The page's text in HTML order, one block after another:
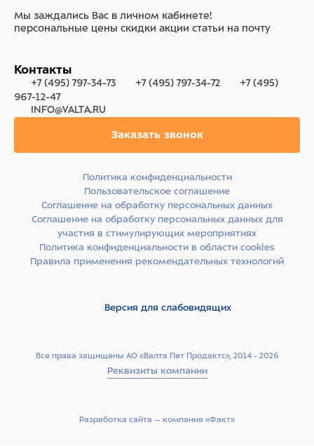
Мы заждались Вас в личном кабинете!
персональные цены скидки акции статьи на почту
Контакты
+7 (495) 797-34-73 +7 (495) 797-34-72
+7 (495)
967-12-47
INFO@VALTA.RU
Заказать звонок
Все права защищены АО «Валта Пет Продактс», 2014 - 2026
Реквизиты компании
Политика конфиденциальности
Пользовательское соглашение
Соглашение на обработку персональных данных
Соглашение на обработку персональных данных для
участия в стимулирующих мероприятиях
Политика конфиденциальности в области cookies
Правила применения рекомендательных технологий
Версия для слабовидящих
Разработка сайта –­ компания «Факт»